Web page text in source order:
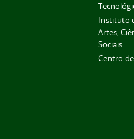
Instituto
Artes,
Sociais
Centro